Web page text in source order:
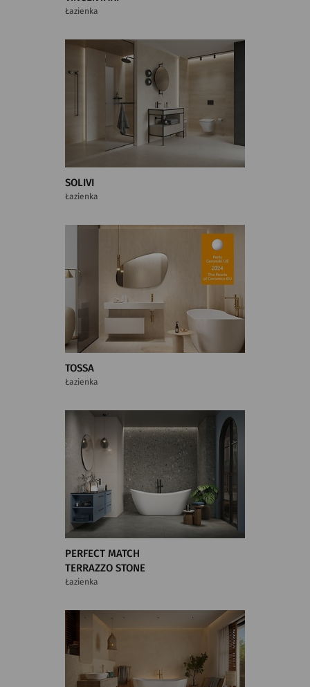
Łazienka
SOLIVI
Łazienka
TOSSA
Łazienka
PERFECT MATCH
TERRAZZO STONE
Łazienka